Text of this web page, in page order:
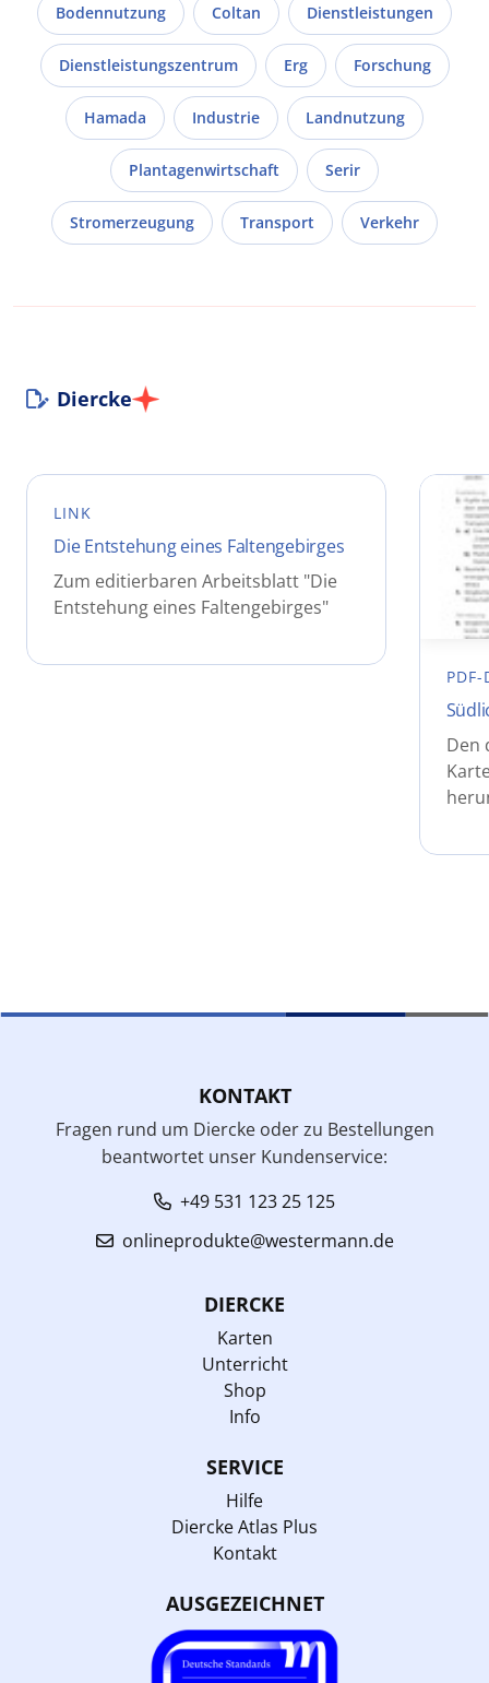
Bodennutzung Coltan Dienstleistungen
Dienstleistungszentrum Erg Forschung
Hamada Industrie Landnutzung
Plantagenwirtschaft Serir
Stromerzeugung Transport Verkehr
Diercke
LINK
Die Entstehung eines Faltengebirges
Zum editierbaren Arbeitsblatt "Die
Entstehung eines Faltengebirges"
PDF-
Den
KONTAKT
Fragen rund um Diercke oder zu Bestellungen
beantwortet unser Kundenservice:
+49 531 123 25 125
onlineprodukte@westermann.de
DIERCKE
Karten
Unterricht
Shop
Info
SERVICE
Hilfe
Diercke Atlas Plus
Kontakt
AUSGEZEICHNET